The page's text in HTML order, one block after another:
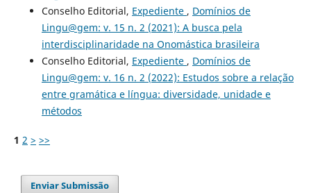
Conselho Editorial, Expediente , Domínios de
Lingu@gem: v. 15 n. 2 (2021): A busca pela
interdisciplinaridade na Onomástica brasileira
Conselho Editorial, Expediente , Domínios de
Lingu@gem: v. 16 n. 2 (2022): Estudos sobre a relação
entre gramática e língua: diversidade, unidade e
métodos
1 2 > >>
Enviar Submissão